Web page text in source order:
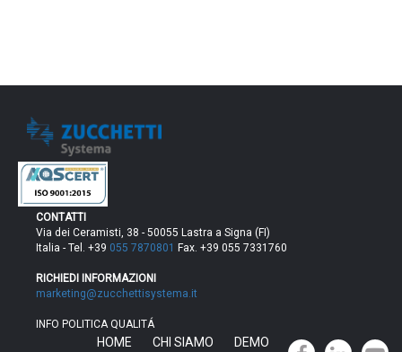
CONTATTI
Via dei Ceramisti, 38 - 50055 Lastra a Signa (FI)
Italia - Tel. +39 055 7870801 Fax. +39 055 7331760
RICHIEDI INFORMAZIONI
marketing@zucchettisystema.it
INFO POLITICA QUALITÁ
HOME CHI SIAMO DEMO